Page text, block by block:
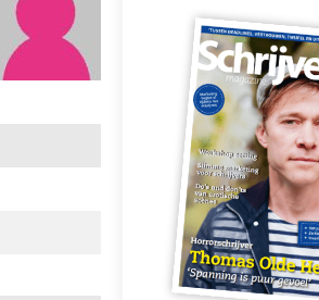
Afbeelding